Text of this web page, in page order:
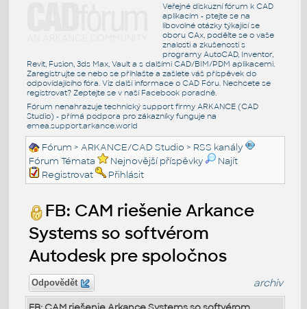
Veřejné diskuzní fórum k CAD
aplikacím - ptejte se na
libovolné otázky týkající se
oboru CAx, podělte se o vaše
znalosti a zkušenosti s
programy AutoCAD, Inventor,
Revit, Fusion, 3ds Max, Vault a s dalšími CAD/BIM/PDM aplikacemi.
Zaregistrujte se nebo se přihlašte a zašlete váš příspěvek do
odpovídajícího fóra. Viz další informace o CAD Fóru. Nechcete se
registrovat? Zeptejte se v naší Facebook poradně.
Fórum nenahrazuje technický support firmy ARKANCE (CAD
Studio) - přímá podpora pro zákazníky funguje na
emea.support.arkance.world
Fórum >ARKANCE/CAD Studio > RSS kanály
Fórum Témata
Nejnovější příspěvky
Najít
Registrovat
Přihlásit
FB: CAM riešenie Arkance
Systems so softvérom
Autodesk pre spoločnos
Odpovědět archiv